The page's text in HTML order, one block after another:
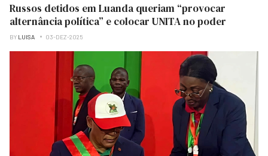
Russos detidos em Luanda queriam “provocar
alternância política” e colocar UNITA no poder
BY LUISA 03-DEZ-2025